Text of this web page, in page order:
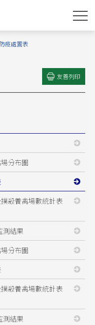
疫處置表
友善列印
分布圖
殺養禽場數統計表
測結果
分布圖
殺養禽場數統計表
測結果